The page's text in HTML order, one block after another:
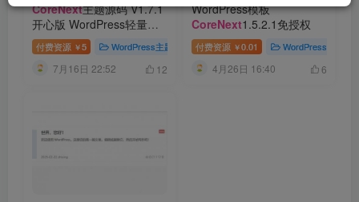
CoreNext主题源码 V1.7.1
开心版 WordPress轻量高
性能主题
付费资源 ￥5 WordPress主题 # WordPress模板 # CoreNext主题源码
7月16日 22:52 12
WordPress模板
CoreNext1.5.2.1免授权
付费资源 ￥0.01 WordPress主题
4月26日 16:40 6